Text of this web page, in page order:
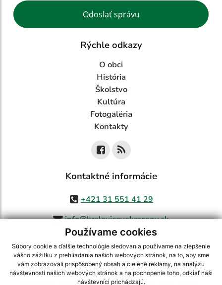
Používame cookies
Súbory cookie a ďalšie technológie sledovania používame na zlepšenie
vášho zážitku z prehliadania našich webových stránok, na to, aby sme
vám zobrazovali prispôsobený obsah a cielené reklamy, na analýzu
návštevnosti našich webových stránok a na pochopenie toho, odkiaľ naši
návštevníci prichádzajú.
Google reCaptcha Response
Odoslať správu
Rýchle odkazy
O obci
História
Školstvo
Kultúra
Fotogaléria
Kontakty
Kontaktné informácie
+421 31 551 41 29
info@kralovicovekracany.sk
využite možnosť získavania aktuálnych informácií s využitím RSS
CMS systém (redakčný) systém ECHELON 2,Mapa stránok,web portál
webex.digital, s.r.o.,domény,registrácia domény